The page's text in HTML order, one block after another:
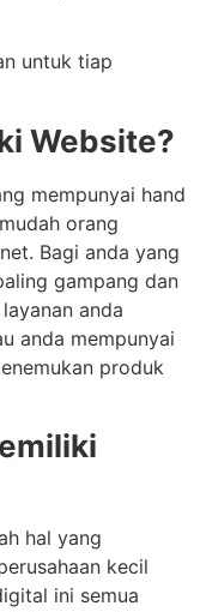
untuk tiap
Website?
mempunyai hand
orang
Bagi anda yang
gampang dan
anda
anda mempunyai
produk
hal yang
kecil
ini semua